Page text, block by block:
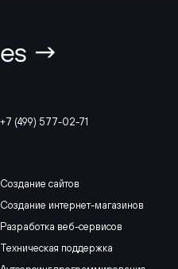
→
+7 (499) 577-02-71
Создание сайтов
Создание интернет-магазинов
Разработка веб-сервисов
Техническая поддержка